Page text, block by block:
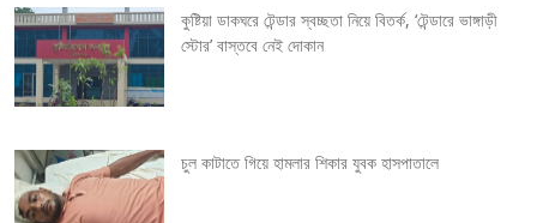
a
t
i
o
কুষ্টিয়া ডাকঘরে টেন্ডার স্বচ্ছতা নিয়ে বিতর্ক, ‘টেন্ডারে ভাঙ্গাড়ী
স্টোর’ বাস্তবে নেই দোকান
চুল কাটাতে গিয়ে হামলার শিকার যুবক হাসপাতালে